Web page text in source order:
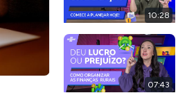
10:28
07:43